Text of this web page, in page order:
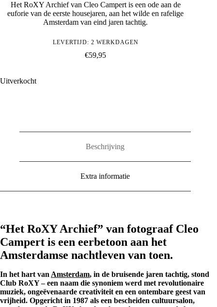
Het RoXY Archief van Cleo Campert is een ode aan de
euforie van de eerste housejaren, aan het wilde en rafelige
Amsterdam van eind jaren tachtig.
LEVERTIJD: 2 WERKDAGEN
€59,95
Uitverkocht
Beschrijving
Extra informatie
“Het RoXY Archief” van fotograaf Cleo
Campert is een eerbetoon aan het
Amsterdamse nachtleven van toen.
In het hart van Amsterdam, in de bruisende jaren tachtig, stond
Club RoXY – een naam die synoniem werd met revolutionaire
muziek, ongeëvenaarde creativiteit en een ontembare geest van
vrijheid. Opgericht in 1987 als een bescheiden cultuursalon,